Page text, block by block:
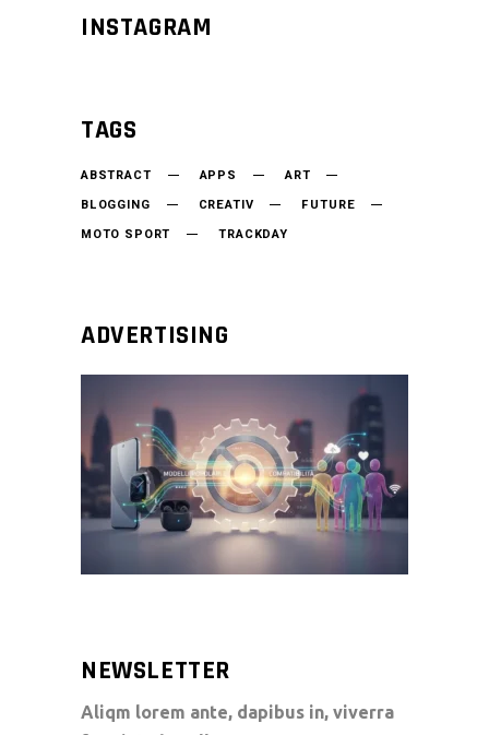
INSTAGRAM
TAGS
ABSTRACT APPS
ART
BLOGGING
CREATIV
FUTURE
MOTO SPORT
TRACKDAY
ADVERTISING
NEWSLETTER
Aliqm lorem ante, dapibus in, viverra